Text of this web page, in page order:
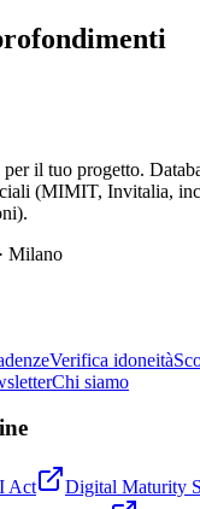
il tuo progetto.
(MIMIT, Invitalia,
· Milano
Verifica idoneità
Chi siamo
Act Digital Maturity